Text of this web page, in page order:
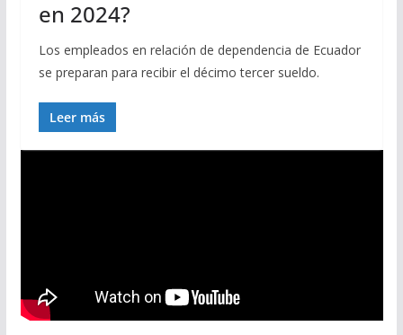
en 2024?
Los empleados en relación de dependencia de Ecuador
se preparan para recibir el décimo tercer sueldo.
Leer más